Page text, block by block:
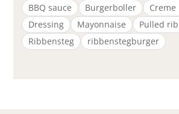
BBQ sauce Burgerboller
Creme
Dressing
Mayonnaise
Pulled
Ribbensteg
ribbenstegburger